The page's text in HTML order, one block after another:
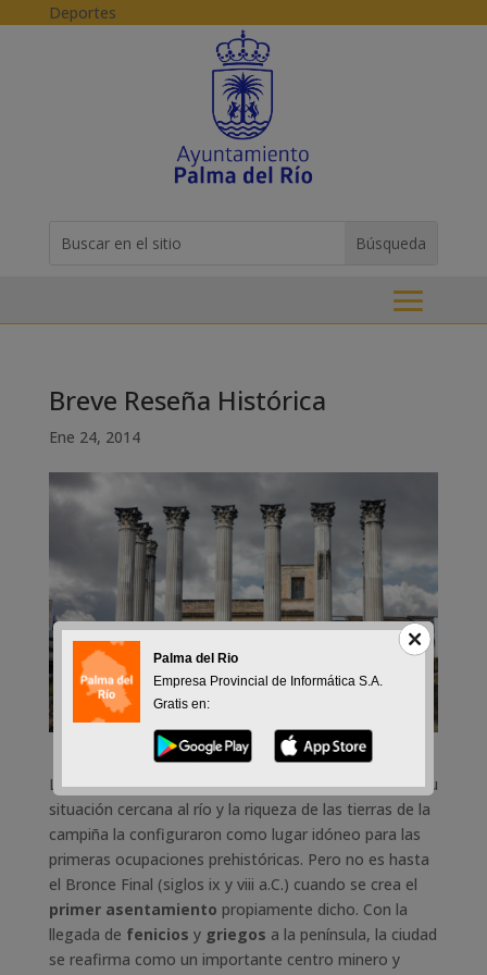
Skip to content
Deportes
for...
Breve Reseña Histórica
Ene 24, 2014
Losorígenes de Córdobase pierden en el tiempo. Su
situación cercana al río y la riqueza de las tierras de la
campiña la configuraron como lugar idóneo para las
primeras ocupaciones prehistóricas. Pero no es hasta
el Bronce Final (siglos ix y viii a.C.) cuando se crea el
primer asentamiento propiamente dicho. Con la
llegada de fenicios y griegos a la península, la ciudad
se reafirma como un importante centro minero y
Palma del Rio
Empresa Provincial de Informática S.A.
Gratis en: